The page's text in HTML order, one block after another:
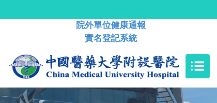
院外單位健康通報
實名登記系統